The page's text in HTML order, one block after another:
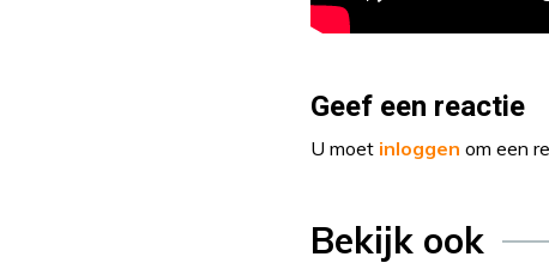
Geef een reactie
U moet inloggen om een
Bekijk ook